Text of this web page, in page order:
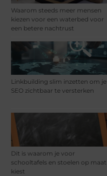
Waarom steeds meer mensen
kiezen voor een waterbed voor
een betere nachtrust
Linkbuilding slim inzetten om je
SEO zichtbaar te versterken
Dit is waarom je voor
schooltafels en stoelen op maat
kiest